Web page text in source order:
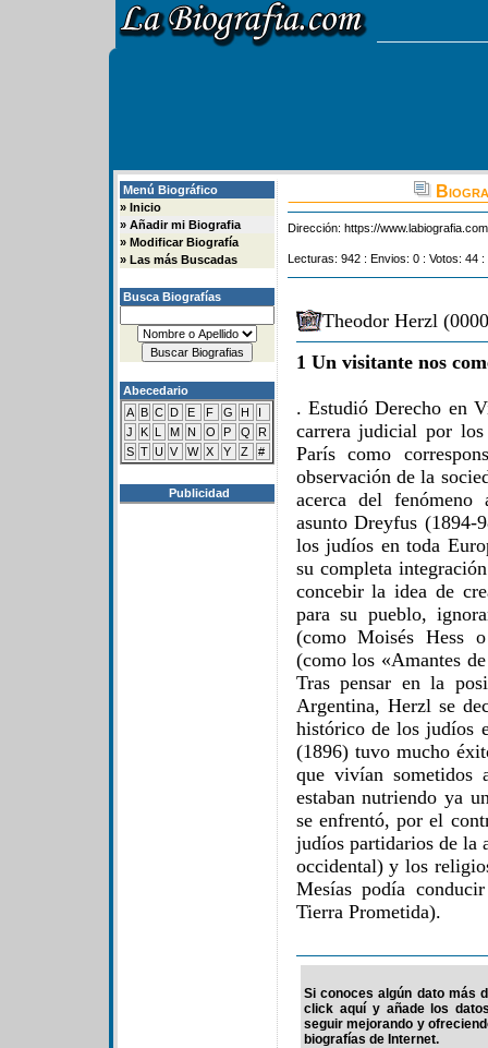
Menú Biográfico
» Inicio
» Añadir mi Biografia
» Modificar Biografía
» Las más Buscadas
Busca Biografías
Abecedario
A B C D E F G H
I
J
K L M N O P Q
R
S T U V W X Y Z #
Publicidad
Dirección: https://
Lecturas: 942 : Envios: 0 : Votos: 44
Theodor Herzl
1 Un visitante nos
. Estudió Derecho en
carrera judicial por los
París como
observación de la
acerca del
asunto Dreyfus (1894-
los judíos en toda
su completa
concebir la idea de
para su pueblo,
(como Moisés Hess
(como los «Amantes
Tras pensar en la
Argentina, Herzl se
histórico de los judíos
(1896) tuvo mucho
que vivían sometidos
estaban nutriendo ya
se enfrentó, por el
judíos partidarios de la
occidental) y los
Mesías podía
Tierra Prometida).
Si conoces algún dato más
click aquí y añade los
seguir mejorando y
biografías de Internet.